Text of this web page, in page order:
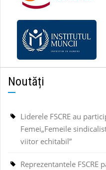
Noutăți
Liderele FSCRE au
Femei„Femeile
viitor echitabil”
Reprezentantele